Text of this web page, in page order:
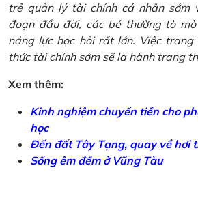
trẻ quản lý tài chính cá nhân sớm
đoạn đầu đời, các bé thường tò
năng lực học hỏi rất lớn. Việc trang
thức tài chính sớm sẽ là hành trang
Xem thêm:
Kinh nghiệm chuyển tiền cho
học
Đến đất Tây Tạng, quay về hơi
Sống êm đềm ở Vũng Tàu